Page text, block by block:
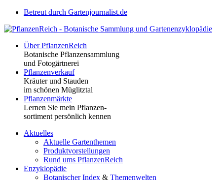
Betreut durch Gartenjournalist.de
Über PflanzenReich
Botanische Pflanzensammlung
und Fotogärtnerei
Pflanzenverkauf
Kräuter und Stauden
im schönen Müglitztal
Pflanzenmärkte
Lernen Sie mein Pflanzen-
sortiment persönlich kennen
Aktuelles
Aktuelle Gartenthemen
Produktvorstellungen
Rund ums PflanzenReich
Enzyklopädie
Botanischer Index & Themenwelten